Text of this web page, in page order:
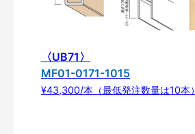
〈UB71〉
MF01-0171-1015
¥43,300/本（最低発注数量は10本）